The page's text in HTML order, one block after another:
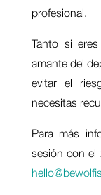
profesional.
Tanto si
amante del
evitar el
necesitas
Para más
sesión con el